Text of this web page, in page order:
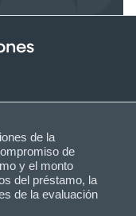
de la
de
y el monto
del préstamo, la
de la evaluación